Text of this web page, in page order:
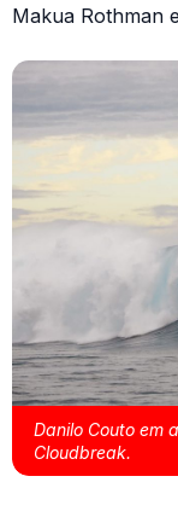
Makua Rothman
Danilo Couto em
Cloudbreak.